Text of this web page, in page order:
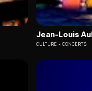
Jean-Louis
CULTURE CONCERTS